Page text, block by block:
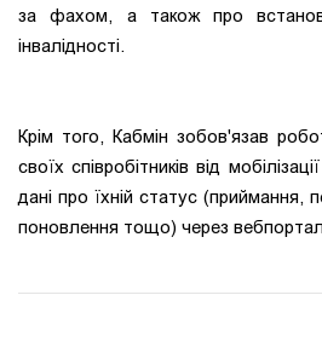
за фахом, а також про
інвалідності.
Крім того, Кабмін зобов'язав
своїх співробітників від
дані про їхній статус (приймання,
поновлення тощо) через